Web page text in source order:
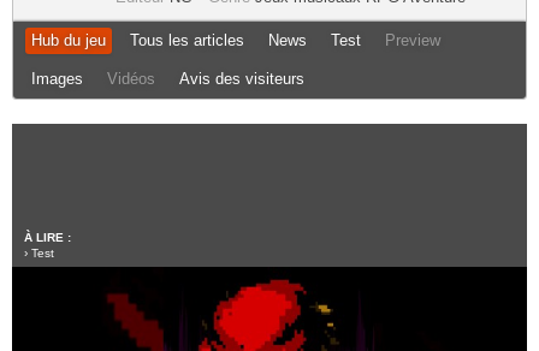
Hub du jeu Tous les articles News Test Preview
Images Vidéos Avis des visiteurs
À LIRE :
› Test